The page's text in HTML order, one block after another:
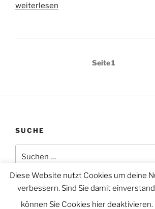
„#platzfürtoleranz“
weiterlesen
Beitragsnavigation
Seite1
SUCHE
nach:
Diese Website nutzt Cookies um deine
verbessern. Sind Sie damit
können Sie Cookies hier deaktivieren.